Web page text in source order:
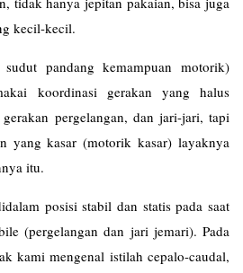
kecil-kecil.
pandang kemampuan motorik)
koordinasi gerakan yang halus
pergelangan, dan jari-jari, tapi
yang kasar (motorik kasar) layaknya
itu.
posisi stabil dan statis pada saat
(pergelangan dan jari jemari). Pada
kami mengenal istilah cepalo-caudal,